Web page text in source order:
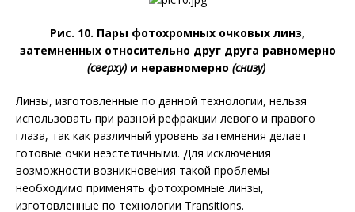
Рис. 10. Пары фотохромных очковых линз,
затемненных относительно друг друга равномерно
(сверху)и неравномерно (снизу)
Линзы, изготовленные по данной технологии, нельзя
использовать при разной рефракции левого и правого
глаза, так как различный уровень затемнения делает
готовые очки неэстетичными. Для исключения
возможности возникновения такой проблемы
необходимо применять фотохромные линзы,
изготовленные по технологии Transitions.